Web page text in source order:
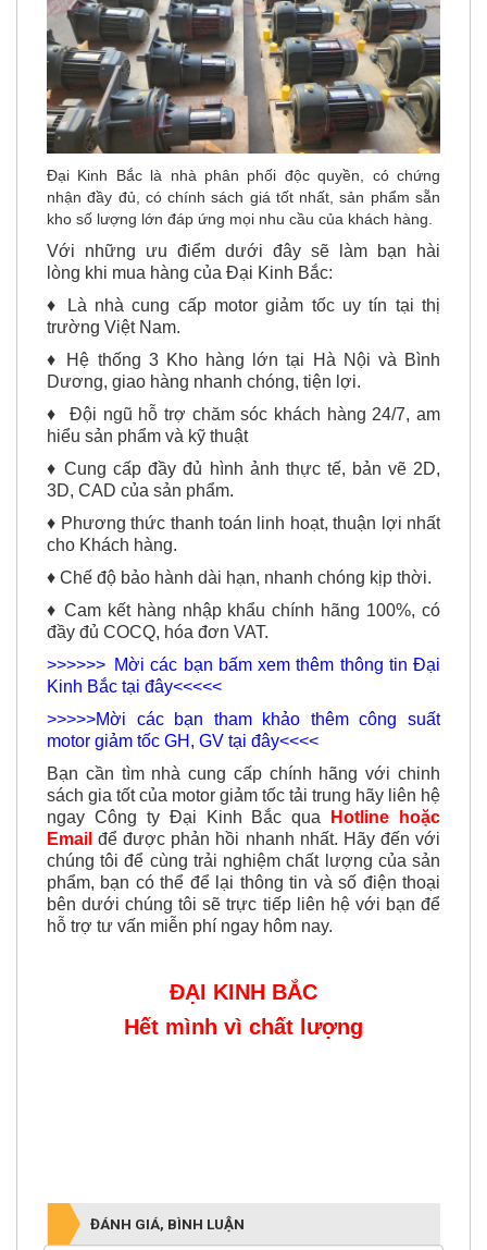
Đại Kinh Bắc là nhà phân phối độc quyền, có chứng
nhận đầy đủ, có chính sách giá tốt nhất, sản phẩm sẵn
kho số lượng lớn đáp ứng mọi nhu cầu của khách hàng.
Với những ưu điểm dưới đây sẽ làm bạn hài
lòng khi mua hàng của Đại Kinh Bắc:
♦ Là nhà cung cấp motor giảm tốc uy tín tại thị
trường Việt Nam.
♦ Hệ thống 3 Kho hàng lớn tại Hà Nội và Bình
Dương, giao hàng nhanh chóng, tiện lợi.
♦ Đội ngũ hỗ trợ chăm sóc khách hàng 24/7, am
hiểu sản phẩm và kỹ thuật
♦ Cung cấp đầy đủ hình ảnh thực tế, bản vẽ 2D,
3D, CAD của sản phẩm.
♦ Phương thức thanh toán linh hoạt, thuận lợi nhất
cho Khách hàng.
♦ Chế độ bảo hành dài hạn, nhanh chóng kịp thời.
♦ Cam kết hàng nhập khẩu chính hãng 100%, có
đầy đủ COCQ, hóa đơn VAT.
>>>>>> Mời các bạn bấm xem thêm thông tin Đại
Kinh Bắc tại đây<<<<<
>>>>>Mời các bạn tham khảo thêm công suất
motor giảm tốc GH, GV tại đây<<<<
Bạn cần tìm nhà cung cấp chính hãng với chinh
sách gia tốt của motor giảm tốc tải trung hãy liên hệ
ngay Công ty Đại Kinh Bắc quaHotline hoặc
Email để được phản hồi nhanh nhất. Hãy đến với
chúng tôi để cùng trải nghiệm chất lượng của sản
phẩm, bạn có thể để lại thông tin và số điện thoại
bên dưới chúng tôi sẽ trực tiếp liên hệ với bạn để
ĐẠI KINH BẮC